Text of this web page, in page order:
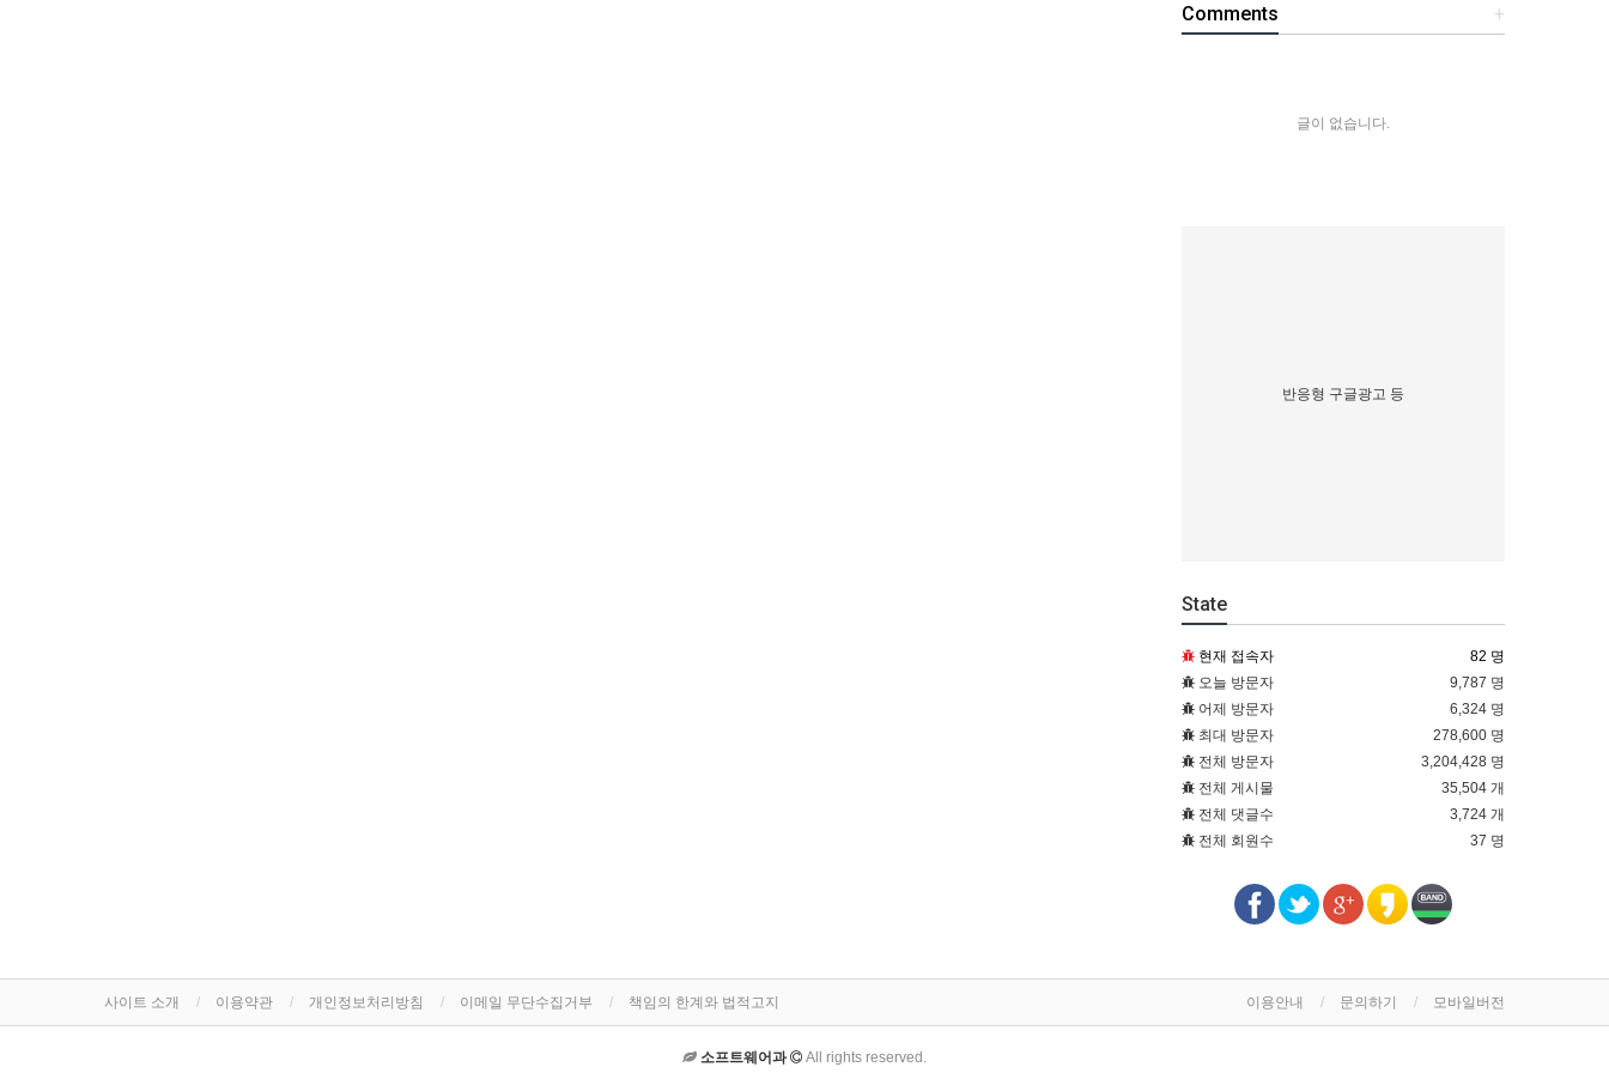
+
Comments
글이 없습니다.
반응형 구글광고 등
State
현재 접속자
82 명
오늘 방문자
9,787 명
어제 방문자
6,324 명
최대 방문자
278,600 명
전체 방문자
3,204,428 명
전체 게시물
35,504 개
전체 댓글수
3,724 개
전체 회원수
37 명
사이트 소개 이용약관 개인정보처리방침 이메일 무단수집거부 책임의 한계와 법적고지 이용안내 문의하기 모바일버전
소프트웨어과 All rights reserved.